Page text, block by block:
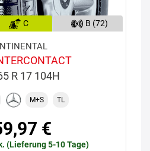
C B (72)
R 17 104H
M+S TL
€
(Lieferung 5-10 Tage)